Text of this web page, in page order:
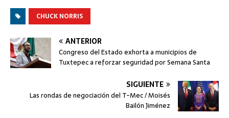
CHUCK NORRIS
ANTERIOR
Congreso del Estado exhorta a municipios de
Tuxtepec a reforzar seguridad por Semana Santa
SIGUIENTE
Las rondas de negociación del T-Mec / Moisés
Bailón Jiménez